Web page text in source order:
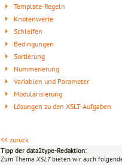
Template-Regeln
Knotenwerte
Schleifen
Bedingungen
Sortierung
Nummerierung
Variablen und Parameter
Modularisierung
Lösungen zu den XSLT-Aufgaben
<< zurück
Tipp der data2type-Redaktion:
Zum Thema XSLTbieten wir auch